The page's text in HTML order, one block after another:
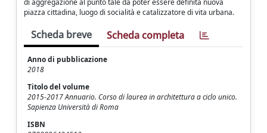
di aggregazione al punto tale da poter essere definita nuova
piazza cittadina, luogo di socialità e catalizzatore di vita urbana.
Scheda breve Scheda completa
Anno di pubblicazione
2018
Titolo del volume
2015-2017 Annuario. Corso di laurea in architettura a ciclo unico.
Sapienza Università di Roma
ISBN